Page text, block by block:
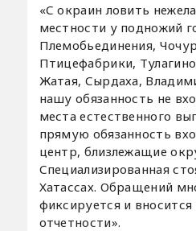
«С окраин ловить
местности у подножий
Племобьединения,
Птицефабрики,
Жатая, Сырдаха,
нашу обязанность не
места естественного
прямую обязанность
центр, близлежащие
Специализированная
Хатассах. Обращений
фиксируется и
отчетности».